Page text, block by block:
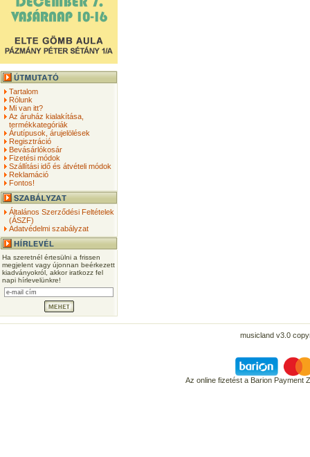
Tartalom
Rólunk
Mi van itt?
Az áruház kialakítása,
termékkategóriák
Árutípusok, árujelölések
Regisztráció
Bevásárlókosár
Fizetési módok
Szállítási idő és átvételi módok
Reklamáció
Fontos!
Általános Szerződési Feltételek
(ÁSZF)
Adatvédelmi szabályzat
Ha szeretnél értesülni a frissen
megjelent vagy újonnan beérkezett
kiadványokról, akkor iratkozz fel
napi hírlevelünkre!
musicland v3.0
Az online fizetést a Barion Payment